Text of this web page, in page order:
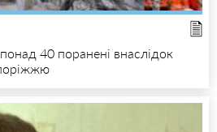
40 поранені внаслідок